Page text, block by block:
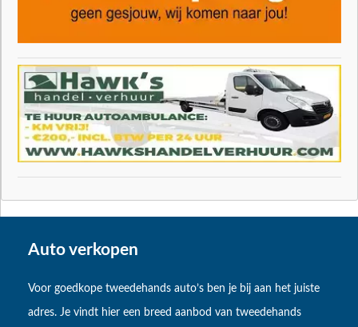
Auto verkopen
Voor goedkope tweedehands auto’s ben je bij aan het juiste
adres. Je vindt hier een breed aanbod van tweedehands